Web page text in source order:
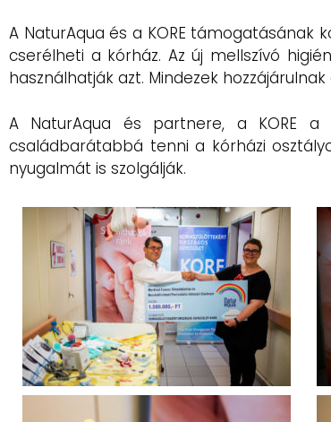
A NaturAqua és a KORE
cserélheti a kórház. Az új mellszívó
használhatják azt. Mindezek
A NaturAqua és partnere, a KORE a
családbarátabbá tenni a kórházi
nyugalmát is szolgálják.